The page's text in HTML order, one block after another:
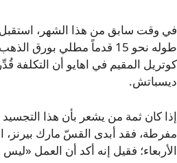
في وقت سابق من هذا الشهر،
ديسباتش.
إذا كان ثمة من يشعر بأن هذا
مفرطة، فقد أبدى القسّ مارك بيرنز،
الأربعاء؛ فقيل إنه أكد أن العمل